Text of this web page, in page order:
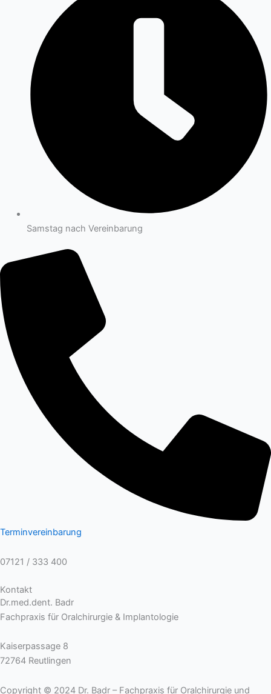
Samstag nach Vereinbarung
Terminvereinbarung
07121 / 333 400
Kontakt
Dr.med.dent. Badr
Fachpraxis für Oralchirurgie & Implantologie
Kaiserpassage 8
72764 Reutlingen
Copyright © 2024 Dr. Badr – Fachpraxis für Oralchirurgie und